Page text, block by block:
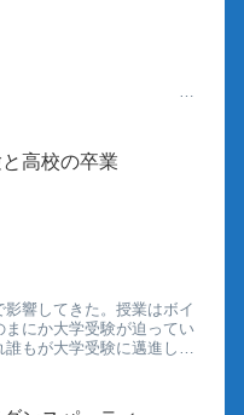
高校の卒業
響してきた。授業はボイ
にか大学受験が迫ってい
もが大学受験に邁進し、